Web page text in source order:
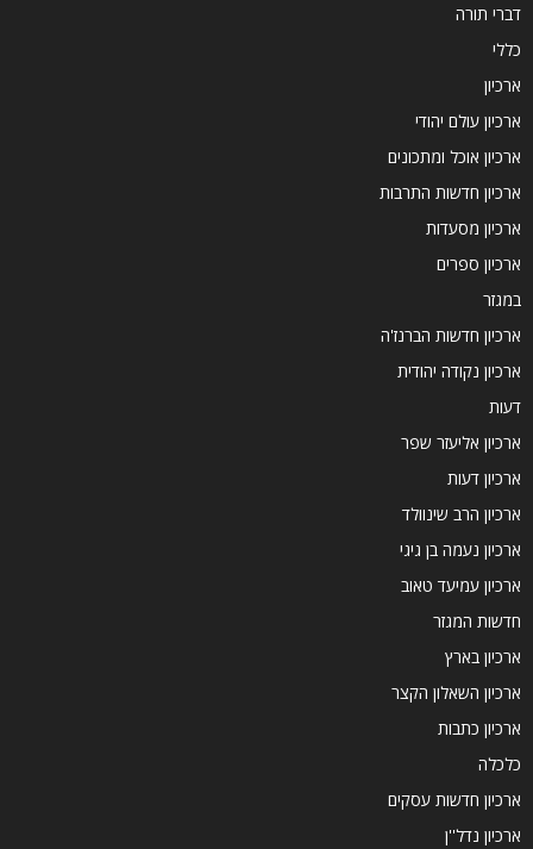
דברי תורה
כללי
ארכיון
ארכיון עולם יהודי
ארכיון אוכל ומתכונים
ארכיון חדשות התרבות
ארכיון מסעדות
ארכיון ספרים
במגזר
ארכיון חדשות הברנז'ה
ארכיון נקודה יהודית
דעות
ארכיון אליעזר שפר
ארכיון דעות
ארכיון הרב שינוולד
ארכיון נעמה בן גיגי
ארכיון עמיעד טאוב
חדשות המגזר
ארכיון בארץ
ארכיון השאלון הקצר
ארכיון כתבות
כלכלה
ארכיון חדשות עסקים
ארכיון נדל''ן